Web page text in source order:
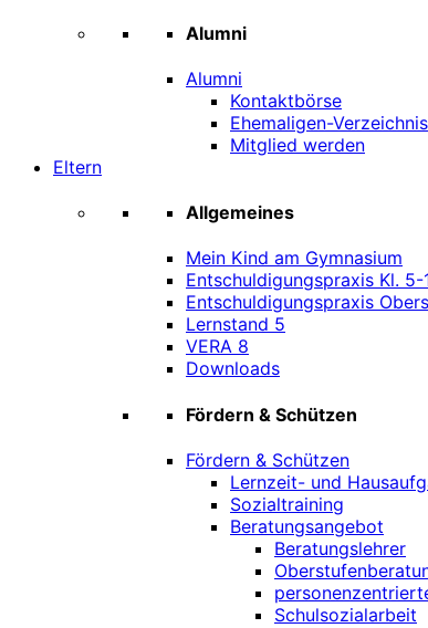
Alumni
Alumni
Kontaktbörse
Ehemaligen-Verzeichnis
Mitglied werden
Eltern
Allgemeines
Mein Kind am Gymnasium
Entschuldigungspraxis Kl. 5-
Entschuldigungspraxis
Lernstand 5
VERA 8
Downloads
Fördern & Schützen
Fördern & Schützen
Lernzeit- und
Sozialtraining
Beratungsangebot
Beratungslehrer
Schulsozialarbeit